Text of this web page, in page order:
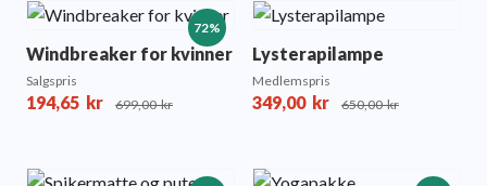
72%
Windbreaker for kvinner
Salgspris
194,65 kr 699,00kr
Lysterapilampe
Medlemspris
349,00 kr 650,00kr